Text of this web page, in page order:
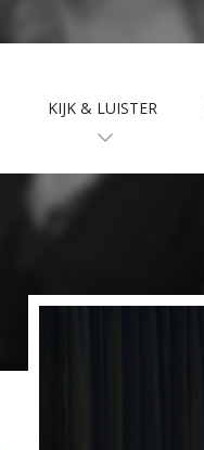
KIJK & LUISTER